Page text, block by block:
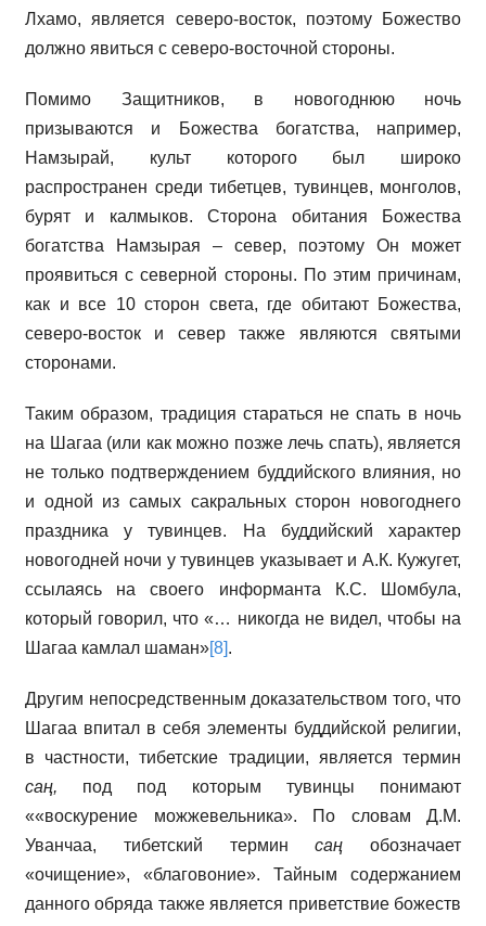
Лхамо, является северо-восток, поэтому Божество
должно явиться с северо-восточной стороны.
Помимо Защитников, в новогоднюю ночь
призываются и Божества богатства, например,
Намзырай, культ которого был широко
распространен среди тибетцев, тувинцев, монголов,
бурят и калмыков. Сторона обитания Божества
богатства Намзырая – север, поэтому Он может
проявиться с северной стороны. По этим причинам,
как и все 10 сторон света, где обитают Божества,
северо-восток и север также являются святыми
сторонами.
Таким образом, традиция стараться не спать в ночь
на Шагаа (или как можно позже лечь спать), является
не только подтверждением буддийского влияния, но
и одной из самых сакральных сторон новогоднего
праздника у тувинцев. На буддийский характер
новогодней ночи у тувинцев указывает и А.К. Кужугет,
ссылаясь на своего информанта К.С. Шомбула,
который говорил, что «… никогда не видел, чтобы на
Шагаа камлал шаман»[8].
Другим непосредственным доказательством того, что
Шагаа впитал в себя элементы буддийской религии,
в частности, тибетские традиции, является термин
саң, под под которым тувинцы понимают
««воскурение можжевельника». По словам Д.М.
Уванчаа, тибетский терминсаң обозначает
«очищение», «благовоние». Тайным содержанием
данного обряда также является приветствие божеств